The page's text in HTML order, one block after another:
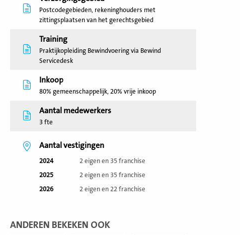
Postcodegebieden, rekeninghouders met
zittingsplaatsen van het gerechtsgebied
Training
Praktijkopleiding Bewindvoering via Bewind
Servicedesk
Inkoop
80% gemeenschappelijk, 20% vrije inkoop
Aantal medewerkers
3 fte
Aantal vestigingen
2024
2 eigen en 35 franchise
2025
2 eigen en 35 franchise
2026
2 eigen en 22 franchise
ANDEREN BEKEKEN OOK